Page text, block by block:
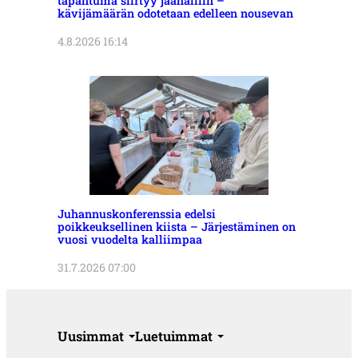
kävijämäärän odotetaan edelleen nousevan
4.8.2026 16:14
Juhannuskonferenssia edelsi
poikkeuksellinen kiista – Järjestäminen on
vuosi vuodelta kalliimpaa
31.7.2026 07:00
Uusimmat Luetuimmat